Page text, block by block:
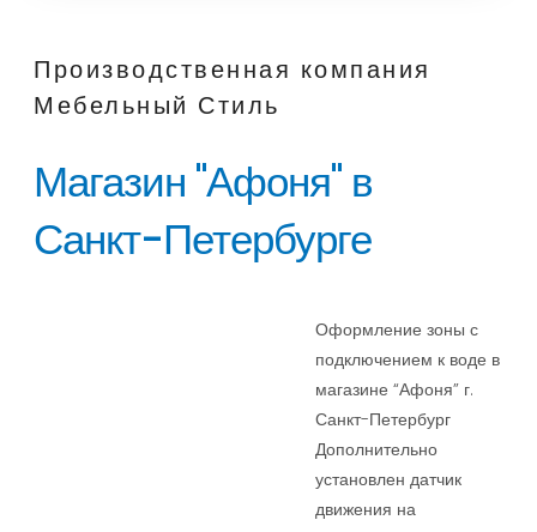
Производственная компания
Мебельный Стиль
Магазин "Афоня" в
Санкт-Петербурге
Оформление зоны с
подключением к воде в
магазине “Афоня” г.
Санкт-Петербург
Дополнительно
установлен датчик
движения на